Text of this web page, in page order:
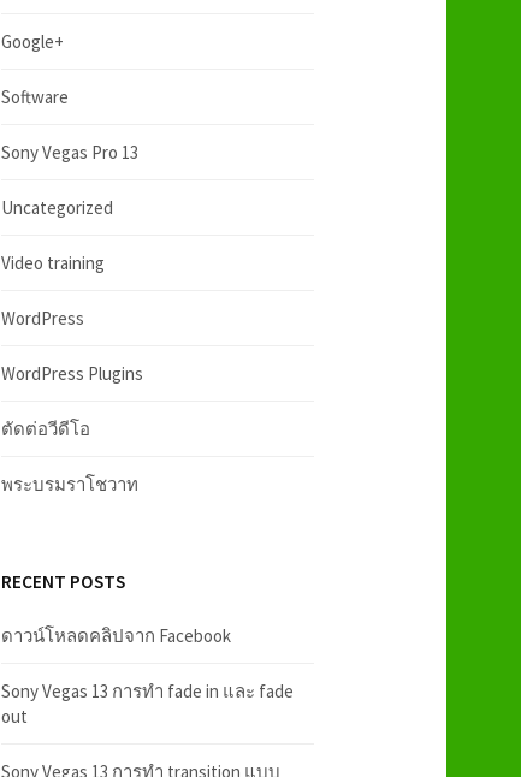
Google+
Software
Sony Vegas Pro 13
Uncategorized
Video training
WordPress
WordPress Plugins
ตัดต่อวีดีโอ
พระบรมราโชวาท
RECENT POSTS
ดาวน์โหลดคลิปจาก Facebook
Sony Vegas 13 การทำ fade in และ fade
out
Sony Vegas 13 การทำ transition แบบ